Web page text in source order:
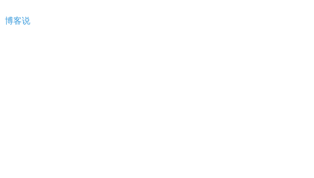
博客说